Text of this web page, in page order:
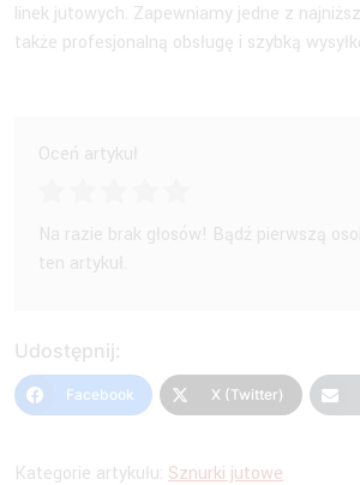
linek jutowych. Zapewniamy jedne z
także profesjonalną obsługę i szybką
Oceń artykuł
Na razie brak głosów! Bądź pierwszą
ten artykuł.
Udostępnij:
Facebook X (Twitter)
Kategorie artykułu: Sznurki jutowe